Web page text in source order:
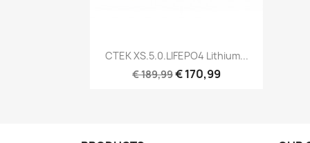
CTEK XS.5.0.LIFEPO4 Lithium...
€ 189,99€ 170,99
Snel bekijken